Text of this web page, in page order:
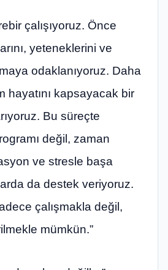
çalışıyoruz. Önce
yeteneklerini ve
odaklanıyoruz. Daha
hayatını kapsayacak bir
Bu süreçte
değil, zaman
ve stresle başa
da destek veriyoruz.
çalışmakla değil,
mümkün.”